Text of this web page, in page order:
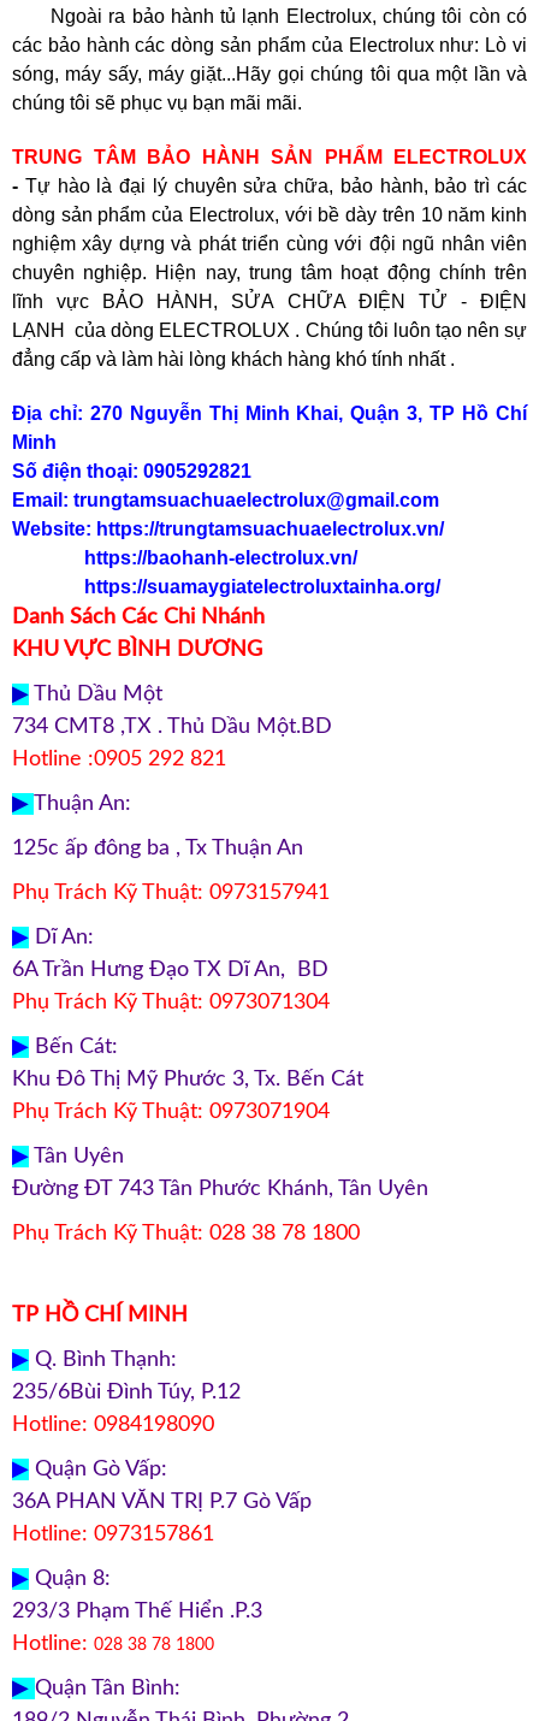
Ngoài ra bảo hành tủ lạnh Electrolux, chúng tôi còn có
các bảo hành các dòng sản phẩm của Electrolux như: Lò vi
sóng, máy sấy, máy giặt...Hãy gọi chúng tôi qua một lần và
chúng tôi sẽ phục vụ bạn mãi mãi.
TRUNG TÂM BẢO HÀNH SẢN PHẨM ELECTROLUX
- Tự hào là đại lý chuyên sửa chữa, bảo hành, bảo trì các
dòng sản phẩm của Electrolux, với bề dày trên 10 năm kinh
nghiệm xây dựng và phát triển cùng với đội ngũ nhân viên
chuyên nghiệp. Hiện nay, trung tâm hoạt động chính trên
lĩnh vực BẢO HÀNH, SỬA CHỮA ĐIỆN TỬ - ĐIỆN
LẠNH của dòng ELECTROLUX . Chúng tôi luôn tạo nên sự
đẳng cấp và làm hài lòng khách hàng khó tính nhất .
Địa chỉ: 270 Nguyễn Thị Minh Khai, Quận 3, TP Hồ Chí
Minh
Số điện thoại: 0905292821
Email: trungtamsuachuaelectrolux@gmail.com
Website: https://trungtamsuachuaelectrolux.vn/
https://baohanh-electrolux.vn/
https://suamaygiatelectroluxtainha.org/
Danh Sách Các Chi Nhánh
KHU VỰC BÌNH DƯƠNG
▶ Thủ Dầu Một
734 CMT8 ,TX . Thủ Dầu Một.BD
Hotline :0905 292 821
▶ Thuận An:
125c ấp đông ba , Tx Thuận An
Phụ Trách Kỹ Thuật: 0973157941
▶ Dĩ An:
6A Trần Hưng Đạo TX Dĩ An, BD
Phụ Trách Kỹ Thuật: 0973071304
▶ Bến Cát:
Khu Đô Thị Mỹ Phước 3, Tx. Bến Cát
Phụ Trách Kỹ Thuật: 0973071904
▶ Tân Uyên
Đường ĐT 743 Tân Phước Khánh, Tân Uyên
Phụ Trách Kỹ Thuật: 028 38 78 1800
TP HỒ CHÍ MINH
▶ Q. Bình Thạnh:
235/6Bùi Đình Túy, P.12
Hotline: 0984198090
▶ Quận Gò Vấp:
36A PHAN VĂN TRỊ P.7 Gò Vấp
Hotline: 0973157861
▶ Quận 8:
293/3 Phạm Thế Hiển .P.3
Hotline: 028 38 78 1800
▶ Quận Tân Bình: